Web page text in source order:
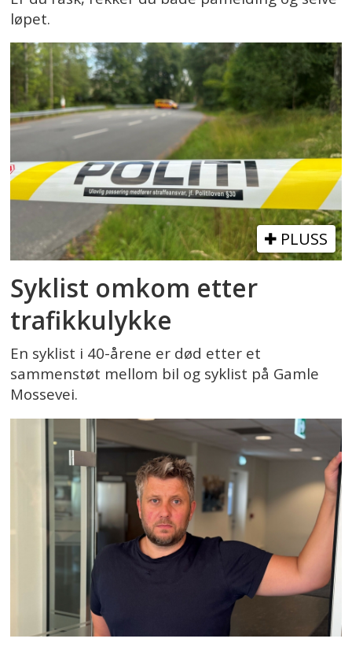
løpet.
PLUSS
Syklist omkom etter
trafikkulykke
En syklist i 40-årene er død etter et
sammenstøt mellom bil og syklist på Gamle
Mossevei.